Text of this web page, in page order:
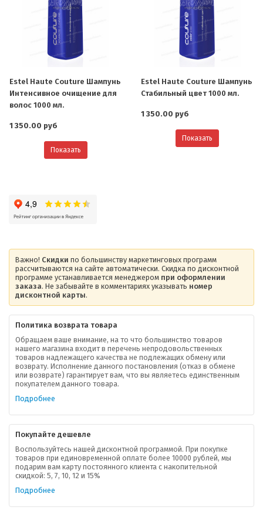
Estel Haute Couture Шампунь
Интенсивное очищение для
волос 1000 мл.
1 350.00 руб
Показать
Estel Haute Couture Шампунь
Стабильный цвет 1000 мл.
1 350.00 руб
Показать
Важно! Скидки по большинству маркетинговых программ
рассчитываются на сайте автоматически. Скидка по дисконтной
программе устанавливается менеджером при оформлении
заказа. Не забывайте в комментариях указывать номер
дисконтной карты.
Политика возврата товара
Обращаем ваше внимание, на то что большинство товаров
нашего магазина входит в перечень непродовольственных
товаров надлежащего качества не подлежащих обмену или
возврату. Исполнение данного постановления (отказ в обмене
или возврате) гарантирует вам, что вы являетесь единственным
покупателем данного товара.
Подробнее
Покупайте дешевле
Воспользуйтесь нашей дисконтной программой. При покупке
товаров при единовременной оплате более 10000 рублей, мы
подарим вам карту постоянного клиента с накопительной
скидкой: 5, 7, 10, 12 и 15%
Подробнее
О компании
Ваша скидка
Контактная информация
В помощь покупателю
Форма обратной связи